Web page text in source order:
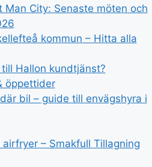
Man City: Senaste möten och
kommun – Hitta alla
Hallon kundtjänst?
öppettider
bil – guide till envägshyra i
– Smakfull Tillagning